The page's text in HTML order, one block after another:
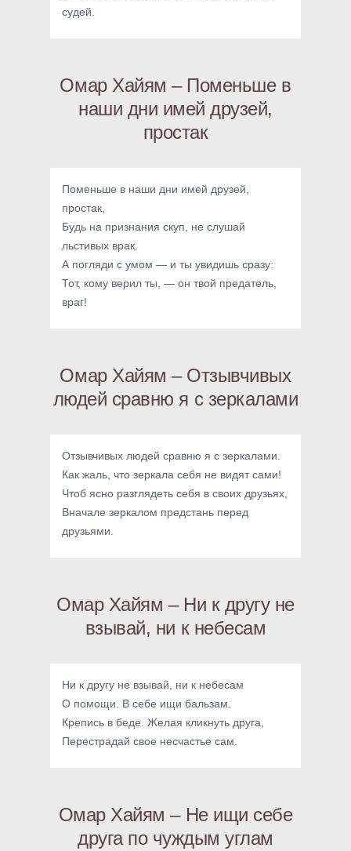
судей.
Омар Хайям – Поменьше в
наши дни имей друзей,
простак
Поменьше в наши дни имей друзей,
простак,
Будь на признания скуп, не слушай
льстивых врак.
А погляди с умом — и ты увидишь сразу:
Тот, кому верил ты, — он твой предатель,
враг!
Омар Хайям – Отзывчивых
людей сравню я с зеркалами
Отзывчивых людей сравню я с зеркалами.
Как жаль, что зеркала себя не видят сами!
Чтоб ясно разглядеть себя в своих друзьях,
Вначале зеркалом предстань перед
друзьями.
Омар Хайям – Ни к другу не
взывай, ни к небесам
Ни к другу не взывай, ни к небесам
О помощи. В себе ищи бальзам.
Крепись в беде. Желая кликнуть друга,
Перестрадай свое несчастье сам.
Омар Хайям – Не ищи себе
друга по чуждым углам